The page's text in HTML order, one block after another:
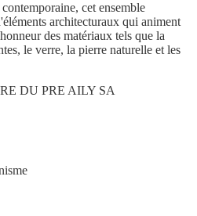
cet ensemble
architecturaux qui animent
des matériaux tels que la
le verre, la pierre naturelle et les
DU PRE AILY SA